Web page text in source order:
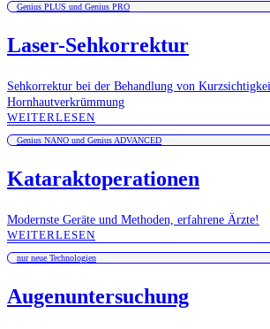
Genius PLUS und Genius PRO
Laser-Sehkorrektur
Sehkorrektur bei der Behandlung von
Hornhautverkrümmung
WEITERLESEN
Genius NANO und Genius ADVANCED
Kataraktoperationen
Modernste Geräte und Methoden, erfahrene Ärzte!
WEITERLESEN
nur neue Technologien
Augenuntersuchung